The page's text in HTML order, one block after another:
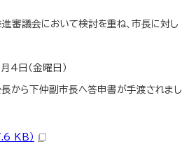
審議会において検討を重ね、市長に対し
4日（金曜日）
から下仲副市長へ答申書が手渡されまし
KB）